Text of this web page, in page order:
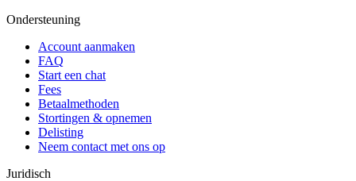
Ondersteuning
Account aanmaken
FAQ
Start een chat
Fees
Betaalmethoden
Stortingen & opnemen
Delisting
Neem contact met ons op
Juridisch